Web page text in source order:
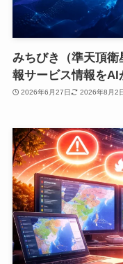
みちびき（準天頂
報サービス情報をAI
2026年6月27日 2026年8月2